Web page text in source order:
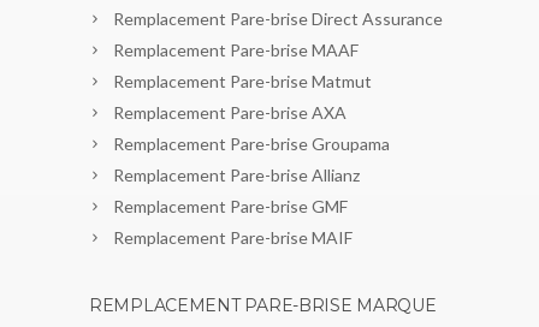
Remplacement Pare-brise Direct Assurance
Remplacement Pare-brise MAAF
Remplacement Pare-brise Matmut
Remplacement Pare-brise AXA
Remplacement Pare-brise Groupama
Remplacement Pare-brise Allianz
Remplacement Pare-brise GMF
Remplacement Pare-brise MAIF
REMPLACEMENT PARE-BRISE MARQUE